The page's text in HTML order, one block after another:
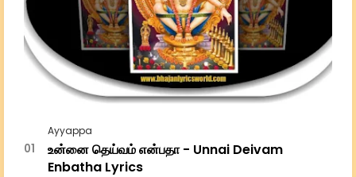
Ayyappa
உன்னை தெய்வம் என்பதா - Unnai Deivam
Enbatha Lyrics